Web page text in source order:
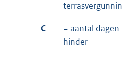
C
= aantal
hinder